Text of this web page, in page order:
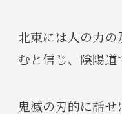
北東には人の力
むと信じ、陰陽道
鬼滅の刃的に話